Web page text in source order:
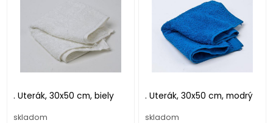
. Uterák, 30x50 cm, biely
skladom
. Uterák, 30x50 cm, modrý
skladom